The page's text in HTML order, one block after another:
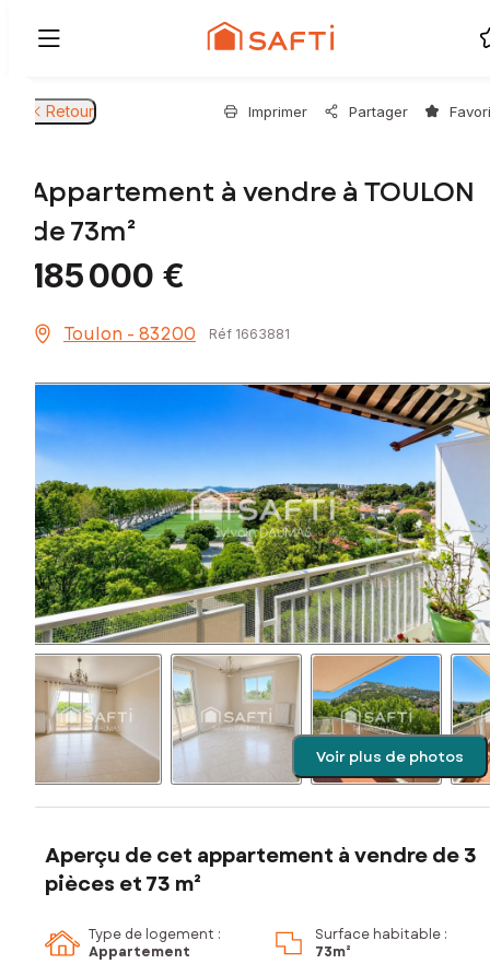
Retour Imprimer Partager
Appartement à vendre à TOULON
de 73m²
185 000 €
Toulon - 83200 Réf 1663881
Voir plus de photos
Aperçu de cet appartement à vendre de 3
pièces et 73 m²
Type de logement :
Appartement
Surface habitable :
73m²